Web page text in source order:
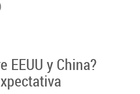
EEUU y China?